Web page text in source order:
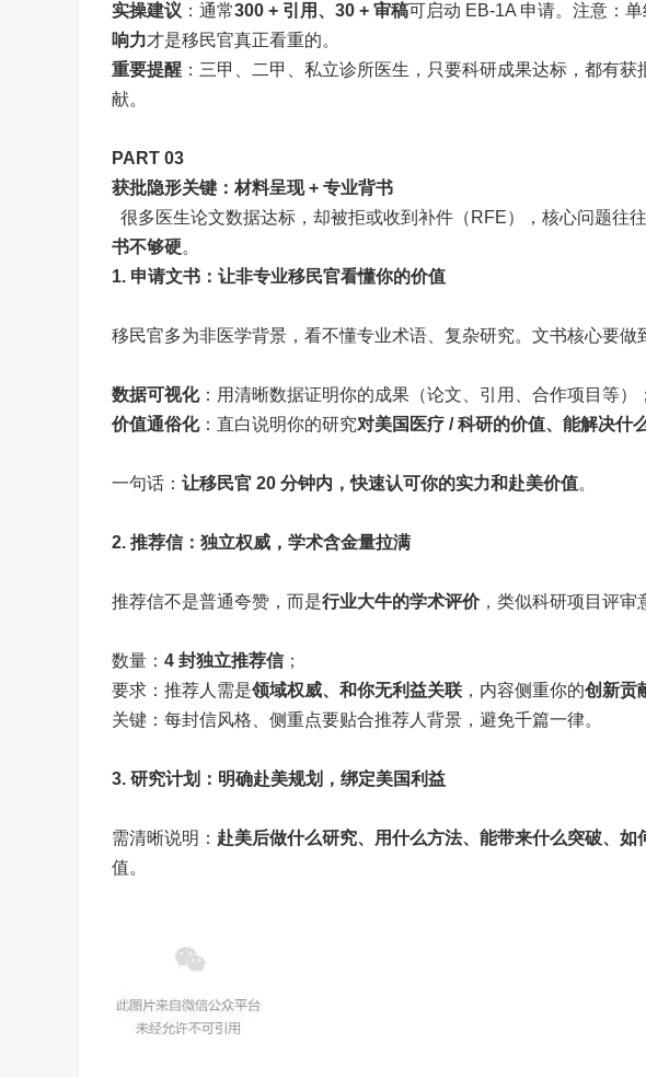
实操建议 ：通常300 + 引用、30 + 审稿可启动 EB-1A 申请。注意：单
响力才是移民官真正看重的。
重要提醒 ：三甲、二甲、私立诊所医生，只要科研成果达标，都有获
献。
PART 03
获批隐形关键：材料呈现 + 专业背书
很多医生论文数据达标，却被拒或收到补件（RFE），核心问题往
书不够硬。
1. 申请文书：让非专业移民官看懂你的价值
移民官多为非医学背景，看不懂专业术语、复杂研究。文书核心要做
数据可视化：用清晰数据证明你的成果（论文、引用、合作项目等）；
价值通俗化：直白说明你的研究对美国医疗 / 科研的价值、能解决什
一句话： 让移民官 20 分钟内，快速认可你的实力和赴美价值。
2. 推荐信：独立权威，学术含金量拉满
推荐信不是普通夸赞，而是行业大牛的学术评价，类似科研项目评审
数量： 4 封独立推荐信；
要求：推荐人需是领域权威、和你无利益关联 ，内容侧重你的创新贡
关键：每封信风格、侧重点要贴合推荐人背景，避免千篇一律。
3. 研究计划：明确赴美规划，绑定美国利益
需清晰说明： 赴美后做什么研究、用什么方法、能带来什么突破、如
值。